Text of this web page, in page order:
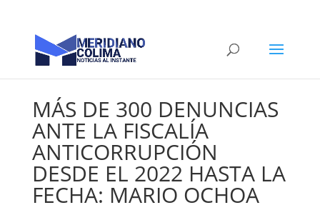
MÁS DE 300 DENUNCIAS
ANTE LA FISCALÍA
ANTICORRUPCIÓN
DESDE EL 2022 HASTA LA
FECHA: MARIO OCHOA